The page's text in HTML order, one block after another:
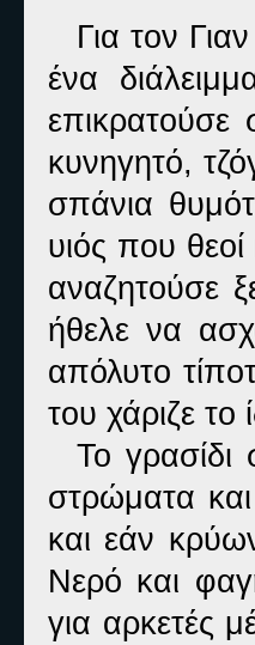
Για τον
ένα
κυνηγητό,
σπάνια
υιός που
αναζητούσε
ήθελε να
απόλυτο
του χάριζε το
Το
στρώματα
και εάν
Νερό και
για αρκετές